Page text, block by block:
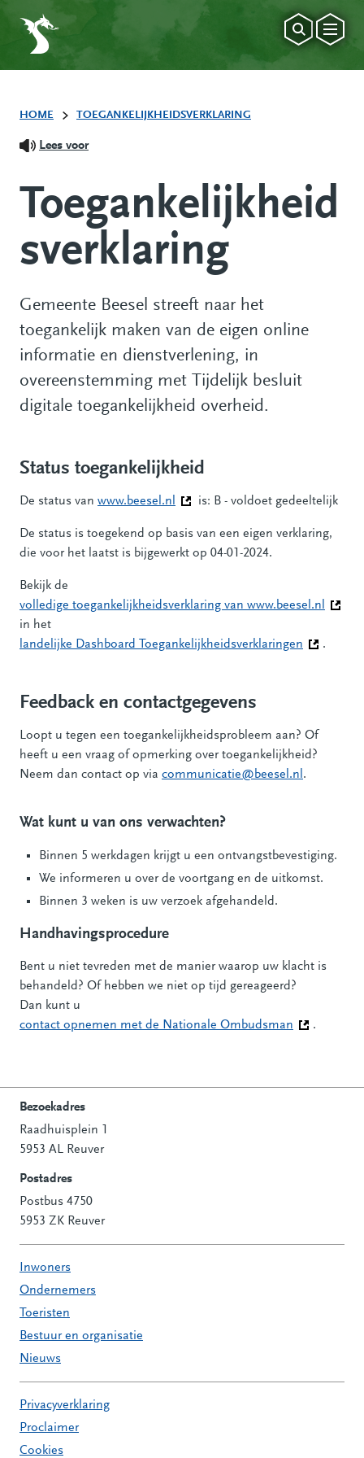
HOME TOEGANKELIJKHEIDSVERKLARING
Lees voor
Toegankelijkheid
sverklaring
Gemeente Beesel streeft naar het
toegankelijk maken van de eigen online
informatie en dienstverlening, in
overeenstemming met Tijdelijk besluit
digitale toegankelijkheid overheid.
Status toegankelijkheid
De status van www.beesel.nl (Deze link gaat naar een andere
is: B - voldoet gedeeltelijk
De status is toegekend op basis van een eigen verklaring,
die voor het laatst is bijgewerkt op 04-01-2024.
Bekijk de
volledige toegankelijkheidsverklaring van www.beesel.nl
in het
landelijke Dashboard Toegankelijkheidsverklaringen (Deze
.
Feedback en contactgegevens
Loopt u tegen een toegankelijkheidsprobleem aan? Of
heeft u een vraag of opmerking over toegankelijkheid?
Neem dan contact op via communicatie@beesel.nl.
Wat kunt u van ons verwachten?
Binnen 5 werkdagen krijgt u een ontvangstbevestiging.
We informeren u over de voortgang en de uitkomst.
Binnen 3 weken is uw verzoek afgehandeld.
Handhavingsprocedure
Bent u niet tevreden met de manier waarop uw klacht is
behandeld? Of hebben we niet op tijd gereageerd?
Dan kunt u
contact opnemen met de Nationale Ombudsman (Deze link
.
Contactinformatie
Bezoekadres
Raadhuisplein 1
5953 AL Reuver
Postadres
Postbus 4750
5953 ZK Reuver
Inwoners
Ondernemers
Toeristen
Bestuur en organisatie
Nieuws
Privacyverklaring
Proclaimer
Cookies